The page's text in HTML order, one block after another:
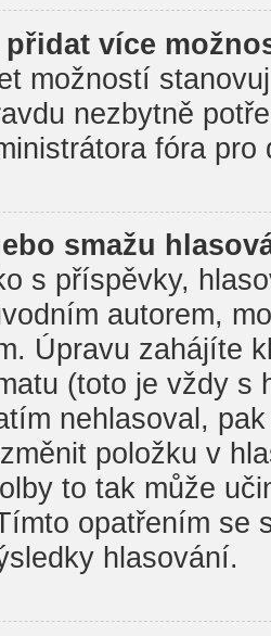
více
možností
nezbytně
fóra pro
smažu
s příspěvky,
autorem,
Úpravu zahájíte
(toto je vždy s
nehlasoval,
položku v
to tak může
opatřením se
hlasování.